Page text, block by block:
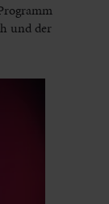
und der